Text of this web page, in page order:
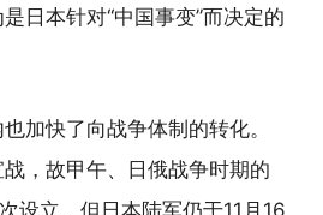
日本针对“中国事变”而决定的
加快了向战争体制的转化。
，故甲午、日俄战争时期的
设立。但日本陆军仍于11月16